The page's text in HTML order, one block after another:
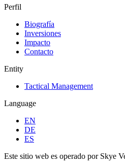
Perfil
Biografía
Inversiones
Impacto
Contacto
Entity
Tactical Management
Language
EN
DE
ES
Este sitio web es operado por Skye